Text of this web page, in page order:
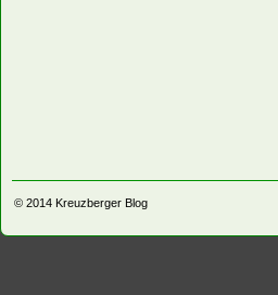
© 2014 Kreuzberger Blog